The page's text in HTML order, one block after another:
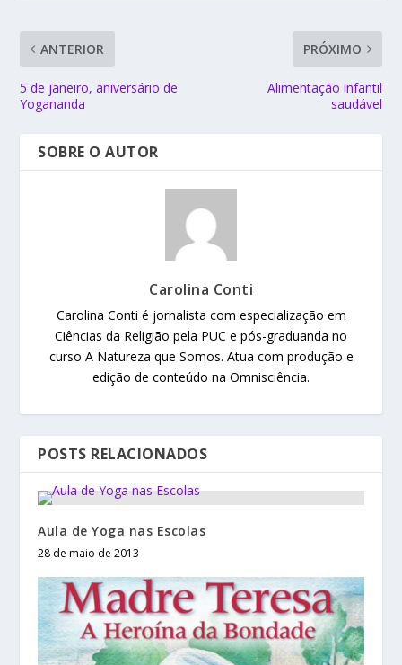
ANTERIOR
5 de janeiro, aniversário de
Yogananda
PRÓXIMO
Alimentação infantil
saudável
SOBRE O AUTOR
Carolina Conti
Carolina Conti é jornalista com especialização em
Ciências da Religião pela PUC e pós-graduanda no
curso A Natureza que Somos. Atua com produção e
edição de conteúdo na Omnisciência.
POSTS RELACIONADOS
Aula de Yoga nas Escolas
28 de maio de 2013